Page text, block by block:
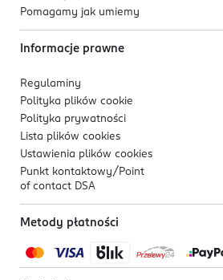
Pomagamy jak umiemy
Informacje prawne
Regulaminy
Polityka plików cookie
Polityka prywatności
Lista plików cookies
Ustawienia plików cookies
Punkt kontaktowy/ Point
of contact DSA
Metody płatności